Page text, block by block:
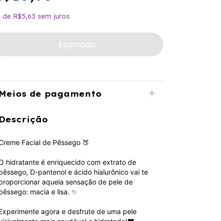
de R$5,63 sem juros
de pagamento
Facial de Pêssego 🍑
hidratante é enriquecido com extrato de
D-pantenol e ácido hialurônico vai te
aquela sensação de pele de
macia e lisa. ✨
agora e desfrute de uma pele